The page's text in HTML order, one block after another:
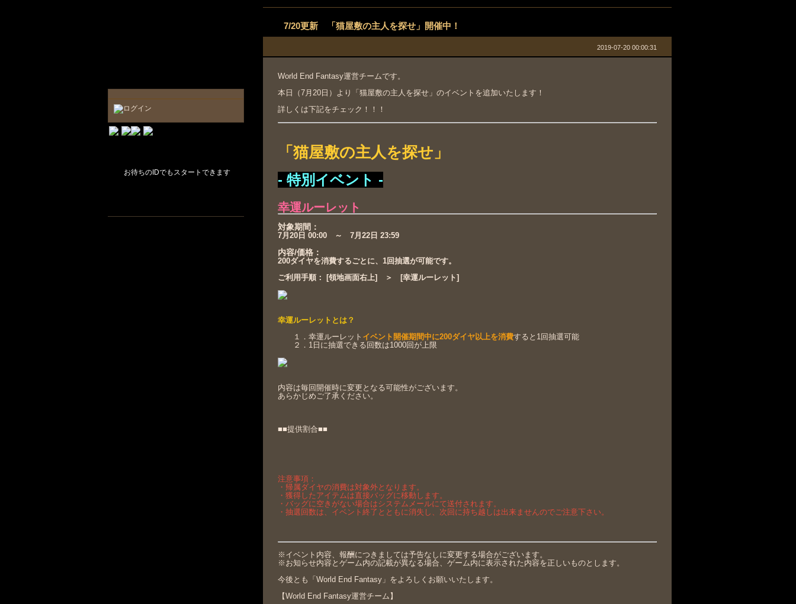
お待ちのIDでもスタートできます
7/20更新 「猫屋敷の主人を探せ」開催中！
2019-07-20 00:00:31
World End Fantasy運営チームです。
本日（7月20日）より「猫屋敷の主人を探せ」のイベントを追加いたします！
詳しくは下記をチェック！！！
「猫屋敷の主人を探せ」
- 特別イベント -
幸運ルーレット
対象期間：
7月20日 00:00 ～ 7月22日 23:59
内容/価格：
200ダイヤを消費するごとに、1回抽選が可能です。
ご利用手順： [領地画面右上] ＞ [幸運ルーレット]
幸運ルーレットとは？
１．幸運ルーレット イベント開催期間中に200ダイヤ以上を消費すると1回抽選可能
２．1日に抽選できる回数は1000回が上限
内容は毎回開催時に変更となる可能性がございます。
あらかじめご了承ください。
■■提供割合■■
注意事項：
・帰属ダイヤの消費は対象外となります。
・獲得したアイテムは直接バッグに移動します。
・バッグに空きがない場合はシステムメールにて送付されます。
・抽選回数は、イベント終了とともに消失し、次回に持ち越しは出来ませんのでご注意下さい。
※イベント内容、報酬につきましては予告なしに変更する場合がございます。
※お知らせ内容とゲーム内の記載が異なる場合、ゲーム内に表示された内容を正しいものとします。
今後とも「World End Fantasy」をよろしくお願いいたします。
【World End Fantasy運営チーム】